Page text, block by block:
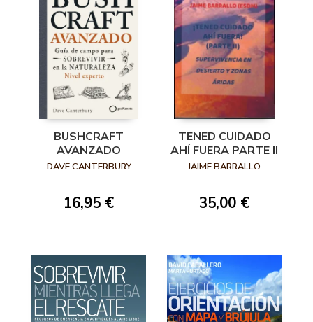
BUSHCRAFT
AVANZADO
DAVE CANTERBURY
16,95 €
TENED CUIDADO
AHÍ FUERA PARTE II
JAIME BARRALLO
35,00 €